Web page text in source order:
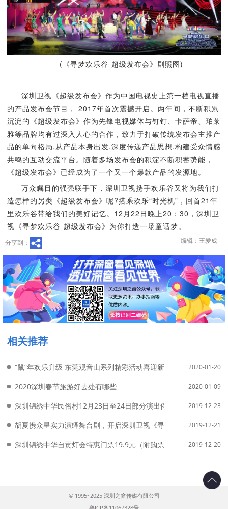
(《寻梦欢乐谷-超级发布会》剧照图)
深圳卫视《超级发布会》作为中国电视史上第一档电视直播
的产品发布会节目， 2017年首次震撼开启。两年间，不断积累
沉淀的《超级发布会》作为先锋电视媒体与钉钉、卡萨帝、珀莱
雅等品牌均有过深入人心的合作，致力于打破传统发布会主推产
品的单向格局,从产品本身出发,深度传递产品思想,构建受众情感
共鸣的互动交流平台。随着多场发布会的积淀不断积蓄势能，
《超级发布会》已经成为了一个又一个爆款产品的发源地。
万众瞩目的强强联手下，深圳卫视携手欢乐谷又将为我们打
造怎样的另类《超级发布会》呢?搭乘欢乐“时光机”，回首21年
里欢乐谷带给我们的美好记忆。12月22日晚上20：30，深圳卫
视《寻梦欢乐谷-超级发布会》为你打造一场童话梦。
分享到： 编辑：王爱成
相关推荐
“鼠”年欢乐升级 东莞观音山系列精彩活动喜迎新年结福缘2020-01-20
2020深圳春节旅游好去处有哪些 2020-01-09
深圳锦绣中华民俗村12月23日至24日部分演出停演详情2019-12-23
胡夏携众星实力演绎舞台剧，开启深圳卫视《寻梦欢乐谷-超级发布
2019-12-21
深圳锦绣中华自贡灯会特惠门票19.9元（附购票入口） 2019-12-20
© 1995~2025 深圳之窗传媒有限公司